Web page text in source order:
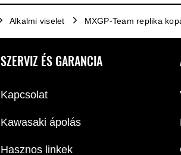
Alkalmi viselet MXGP-Team replika
SZERVIZ ÉS GARANCIA
Kapcsolat
Kawasaki ápolás
Hasznos linkek